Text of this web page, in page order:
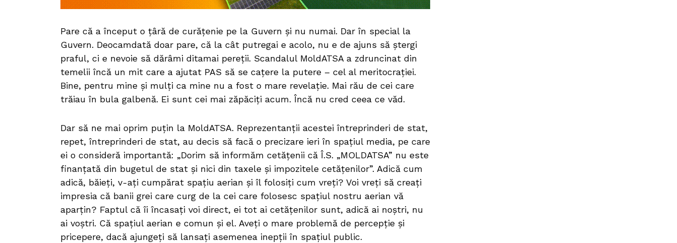
Pare că a început o țâră de curățenie pe la Guvern și nu numai. Dar în special la
Guvern. Deocamdată doar pare, că la cât putregai e acolo, nu e de ajuns să ștergi
praful, ci e nevoie să dărâmi ditamai pereții. Scandalul MoldATSA a zdruncinat din
temelii încă un mit care a ajutat PAS să se cațere la putere – cel al meritocrației.
Bine, pentru mine și mulți ca mine nu a fost o mare revelație. Mai rău de cei care
trăiau în bula galbenă. Ei sunt cei mai zăpăciți acum. Încă nu cred ceea ce văd.
Dar să ne mai oprim puțin la MoldATSA. Reprezentanții acestei întreprinderi de stat,
repet, întreprinderi de stat, au decis să facă o precizare ieri în spațiul media, pe care
ei o consideră importantă: „Dorim să informăm cetăţenii că Î.S. „MOLDATSA” nu este
finanțată din bugetul de stat și nici din taxele și impozitele cetățenilor”. Adică cum
adică, băieți, v-ați cumpărat spațiu aerian și îl folosiți cum vreți? Voi vreți să creați
impresia că banii grei care curg de la cei care folosesc spațiul nostru aerian vă
aparțin? Faptul că îi încasați voi direct, ei tot ai cetățenilor sunt, adică ai noștri, nu
ai voștri. Că spațiul aerian e comun și el. Aveți o mare problemă de percepție și
pricepere, dacă ajungeți să lansați asemenea inepții în spațiul public.